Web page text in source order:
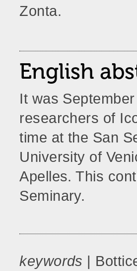
Zonta.
English
It was
researchers of
time at the San
University of
Apelles. This
Seminary.
keywords |